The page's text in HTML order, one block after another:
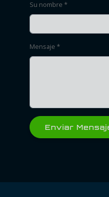
Su nombre *
Mensaje *